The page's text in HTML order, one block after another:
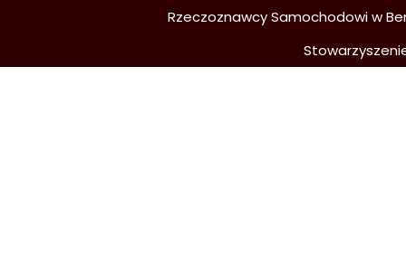
Rzeczoznawcy Samochodowi w